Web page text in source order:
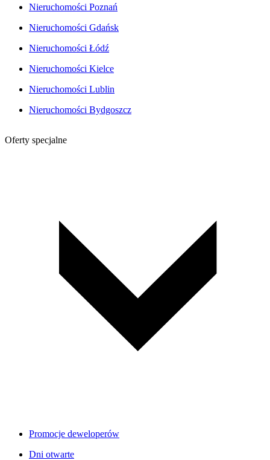
Nieruchomości Poznań
Nieruchomości Gdańsk
Nieruchomości Łódź
Nieruchomości Kielce
Nieruchomości Lublin
Nieruchomości Bydgoszcz
Oferty specjalne
Promocje deweloperów
Dni otwarte